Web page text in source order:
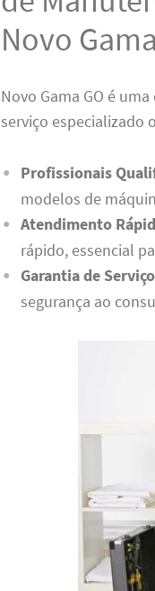
Novo
Novo Gama GO é
serviço especializado
Profissionais
modelos de
Atendimento
rápido, essencial
Garantia de
segurança ao